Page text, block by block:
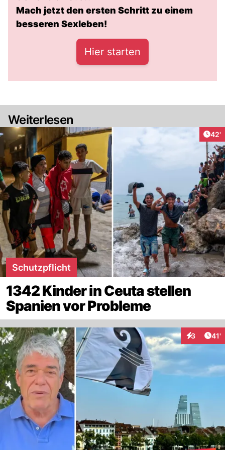
Mach jetzt den ersten Schritt zu einem
besseren Sexleben!
Hier starten
Weiterlesen
42'
Schutzpflicht
1342 Kinder in Ceuta stellen
Spanien vor Probleme
3 41'